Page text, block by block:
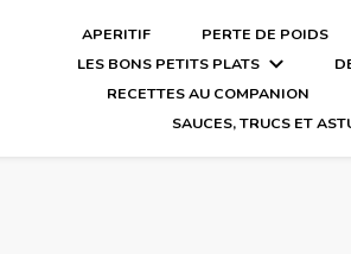
APERITIF PERTE DE POIDS
LES BONS PETITS PLATS
RECETTES AU COMPANION
SAUCES, TRUCS ET